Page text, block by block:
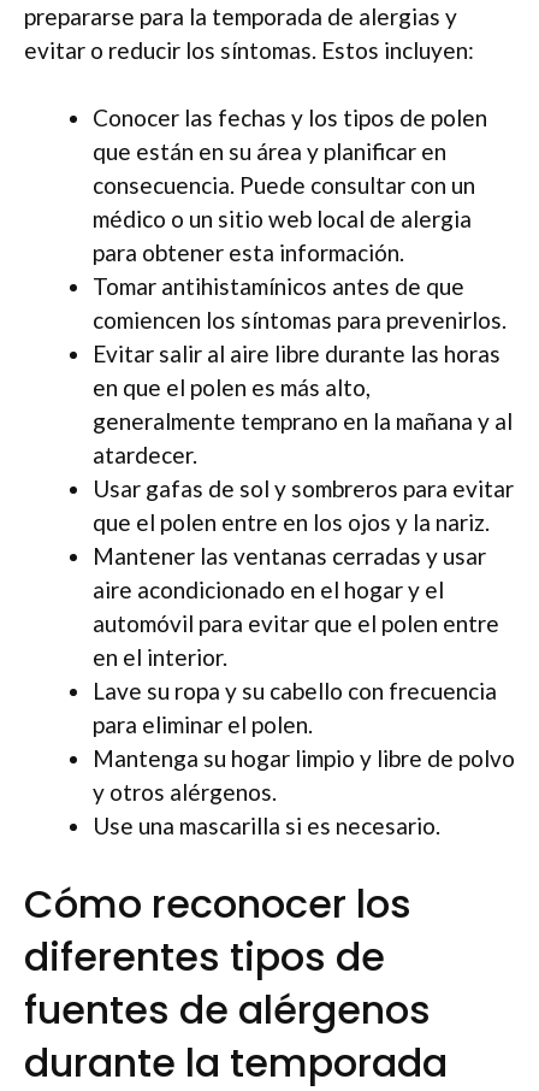
prepararse para la temporada de alergias y
evitar o reducir los síntomas. Estos incluyen:
Conocer las fechas y los tipos de polen
que están en su área y planificar en
consecuencia. Puede consultar con un
médico o un sitio web local de alergia
para obtener esta información.
Tomar antihistamínicos antes de que
comiencen los síntomas para prevenirlos.
Evitar salir al aire libre durante las horas
en que el polen es más alto,
generalmente temprano en la mañana y al
atardecer.
Usar gafas de sol y sombreros para evitar
que el polen entre en los ojos y la nariz.
Mantener las ventanas cerradas y usar
aire acondicionado en el hogar y el
automóvil para evitar que el polen entre
en el interior.
Lave su ropa y su cabello con frecuencia
para eliminar el polen.
Mantenga su hogar limpio y libre de polvo
y otros alérgenos.
Use una mascarilla si es necesario.
Cómo reconocer los
diferentes tipos de
fuentes de alérgenos
durante la temporada